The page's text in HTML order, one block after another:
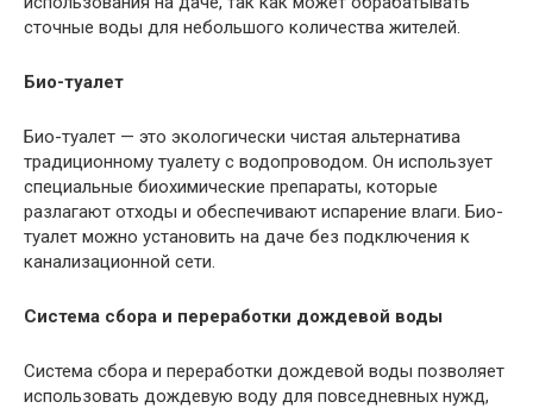
сточные воды для небольшого количества жителей.
Био-туалет
Био-туалет — это экологически чистая альтернатива
традиционному туалету с водопроводом. Он использует
специальные биохимические препараты, которые
разлагают отходы и обеспечивают испарение влаги. Био-
туалет можно установить на даче без подключения к
канализационной сети.
Система сбора и переработки дождевой воды
Система сбора и переработки дождевой воды позволяет
использовать дождевую воду для повседневных нужд,